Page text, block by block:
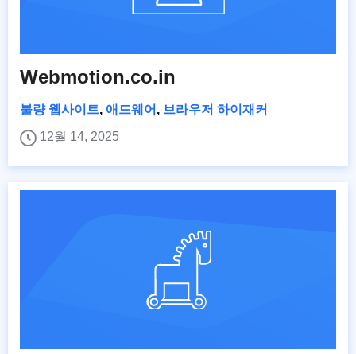
Webmotion.co.in
불량 웹사이트, 애드웨어 , 브라우저 하이재커
12월 14, 2025